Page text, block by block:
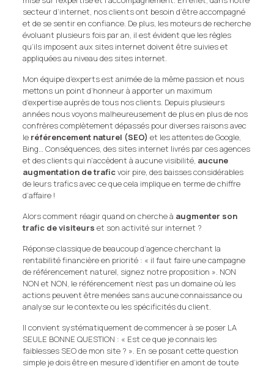
secteur d’internet, nos clients ont besoin d’être accompagné
et de se sentir en confiance. De plus, les moteurs de recherche
évoluant plusieurs fois par an, il est évident que les règles
qu’ils imposent aux sites internet doivent être suivies et
appliquées au niveau des sites internet.
Mon équipe d’experts est animée de la même passion et nous
mettons un point d’honneur à apporter un maximum
d’expertise auprès de tous nos clients. Depuis plusieurs
années nous voyons malheureusement de plus en plus de nos
confrères complètement dépassés pour diverses raisons avec
le référencement naturel (SEO) et les attentes de Google,
Bing… Conséquences, des sites internet livrés par ces agences
et des clients qui n’accèdent à aucune visibilité, aucune
augmentation de traficvoir pire, des baisses considérables
de leurs trafics avec ce que cela implique en terme de chiffre
d’affaire !
Alors comment réagir quand on cherche à augmenter son
trafic de visiteurs et son activité sur internet ?
Réponse classique de beaucoup d’agence cherchant la
rentabilité financière en priorité : « il faut faire une campagne
de référencement naturel, signez notre proposition ». NON
NON et NON, le référencement n’est pas un domaine où les
actions peuvent être menées sans aucune connaissance ou
analyse sur le contexte ou les spécificités du client.
Il convient systématiquement de commencer à se poser LA
SEULE BONNE QUESTION : « Est ce que je connais les
faiblesses SEO de mon site ? ». En se posant cette question
simple je dois être en mesure d’identifier en amont de toute